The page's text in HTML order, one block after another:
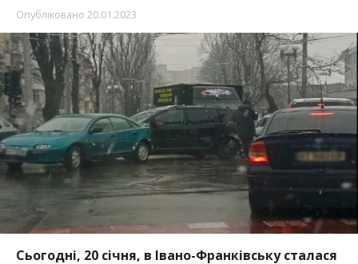
Опубліковано 20.01.2023
Сьогодні, 20 січня, в Івано-Франківську сталася